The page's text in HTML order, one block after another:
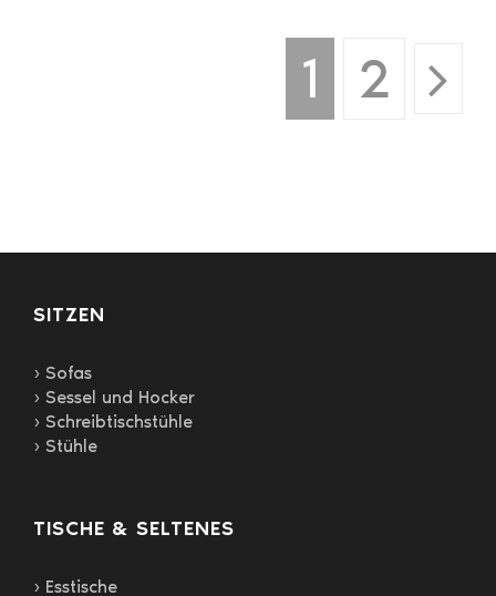
Varianten
werden
1 2
SITZEN
› Sofas
› Sessel und Hocker
› Schreibtischstühle
› Stühle
TISCHE & SELTENES
› Esstische